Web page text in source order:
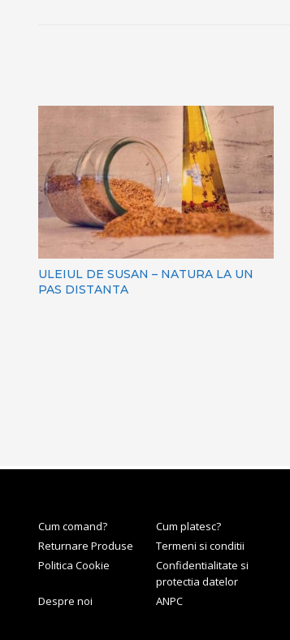
ULEIUL DE SUSAN – NATURA LA UN
PAS DISTANTA
Cum comand?
Cum platesc?
Returnare Produse
Termeni si conditii
Politica Cookie
Confidentialitate si
protectia datelor
Despre noi
ANPC